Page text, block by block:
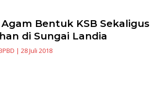
Agam Bentuk KSB Sekaligus
di Sungai Landia
|28 Juli 2018